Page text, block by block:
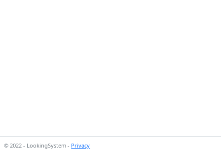
© 2022 - LookingSystem - Privacy